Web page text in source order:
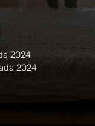
2024
2024